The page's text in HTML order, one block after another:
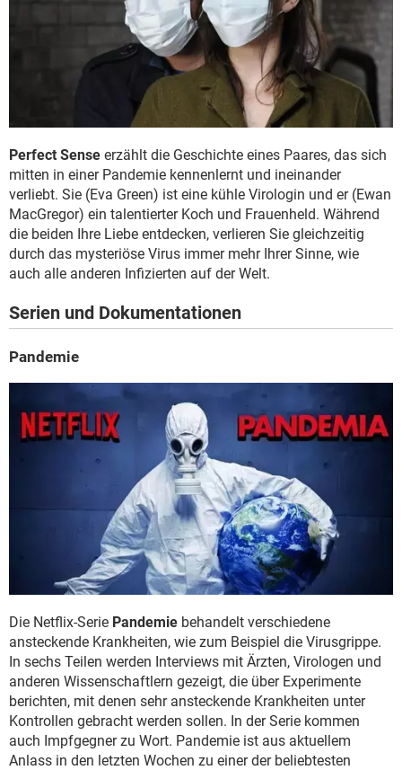
Perfect Sense erzählt die Geschichte eines Paares, das sich
mitten in einer Pandemie kennenlernt und ineinander
verliebt. Sie (Eva Green) ist eine kühle Virologin und er (Ewan
MacGregor) ein talentierter Koch und Frauenheld. Während
die beiden Ihre Liebe entdecken, verlieren Sie gleichzeitig
durch das mysteriöse Virus immer mehr Ihrer Sinne, wie
auch alle anderen Infizierten auf der Welt.
Serien und Dokumentationen
Pandemie
Die Netflix-Serie Pandemie behandelt verschiedene
ansteckende Krankheiten, wie zum Beispiel die Virusgrippe.
In sechs Teilen werden Interviews mit Ärzten, Virologen und
anderen Wissenschaftlern gezeigt, die über Experimente
berichten, mit denen sehr ansteckende Krankheiten unter
Kontrollen gebracht werden sollen. In der Serie kommen
auch Impfgegner zu Wort. Pandemie ist aus aktuellem
Anlass in den letzten Wochen zu einer der beliebtesten